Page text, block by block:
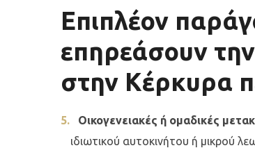
Επιπλέον
επηρεάσουν
στην Κέρκυρα
Οικογενειακές ή ομαδικές
ιδιωτικού αυτοκινήτου ή μικρού